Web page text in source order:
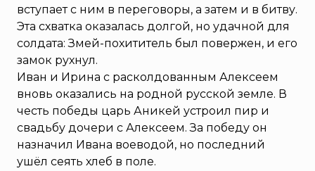
вступает с ним в переговоры, а затем и в битву.
Эта схватка оказалась долгой, но удачной для
солдата: Змей-похититель был повержен, и его
замок рухнул.
Иван и Ирина с расколдованным Алексеем
вновь оказались на родной русской земле. В
честь победы царь Аникей устроил пир и
свадьбу дочери с Алексеем. За победу он
назначил Ивана воеводой, но последний
ушёл сеять хлеб в поле.